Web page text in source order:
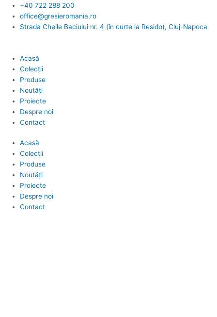
content
+40 722 288 200
office@gresieromania.ro
Strada Cheile Baciului nr. 4 (în curte la Resido), Cluj-Napoca
Acasă
Colecții
Produse
Noutăți
Proiecte
Despre noi
Contact
Acasă
Colecții
Produse
Noutăți
Proiecte
Despre noi
Contact